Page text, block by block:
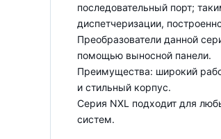
последовательный порт;
диспетчеризации,
Преобразователи данной
помощью выносной панели.
Преимущества: широкий
и стильный корпус.
Серия NXL подходит для
систем.